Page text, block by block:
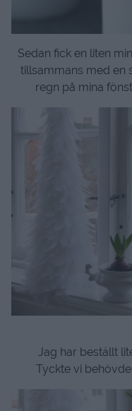
Sedan fick en liten
tillsammans med en
regn på mina
Jag har beställt
Tyckte vi